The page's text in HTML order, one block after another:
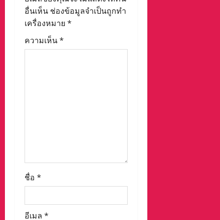
a
t
อื่นเห็น ช่องข้อมูลจำเป็นถูกทำ
เครื่องหมาย *
ความเห็น*
ชื่อ *
อีเมล *